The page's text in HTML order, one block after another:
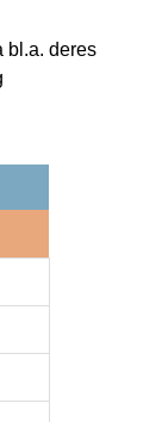
bl.a. deres